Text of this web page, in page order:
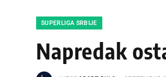
SUPERLIGA SRBIJE
Napredak